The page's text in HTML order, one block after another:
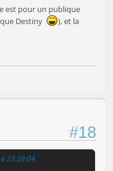
est pour un publique
Destiny
), et la
#18
23:29:04